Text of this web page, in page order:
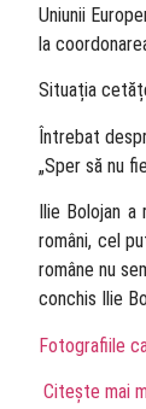
Uniunii
la
Situația
Întrebat
„Sper să nu
Ilie Bolojan
români, cel
române nu
conchis Ilie
Fotografiile
Citește mai